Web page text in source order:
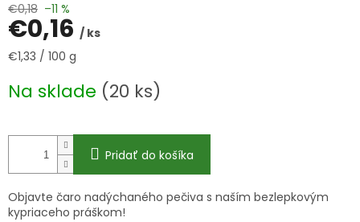
€0,18 –11 %
€0,16 / ks
Jednotková
€1,33 / 100 g
Na sklade (20 ks)
Pridať do košíka
Objavte čaro nadýchaného pečiva s naším bezlepkovým
kypriaceho práškom!